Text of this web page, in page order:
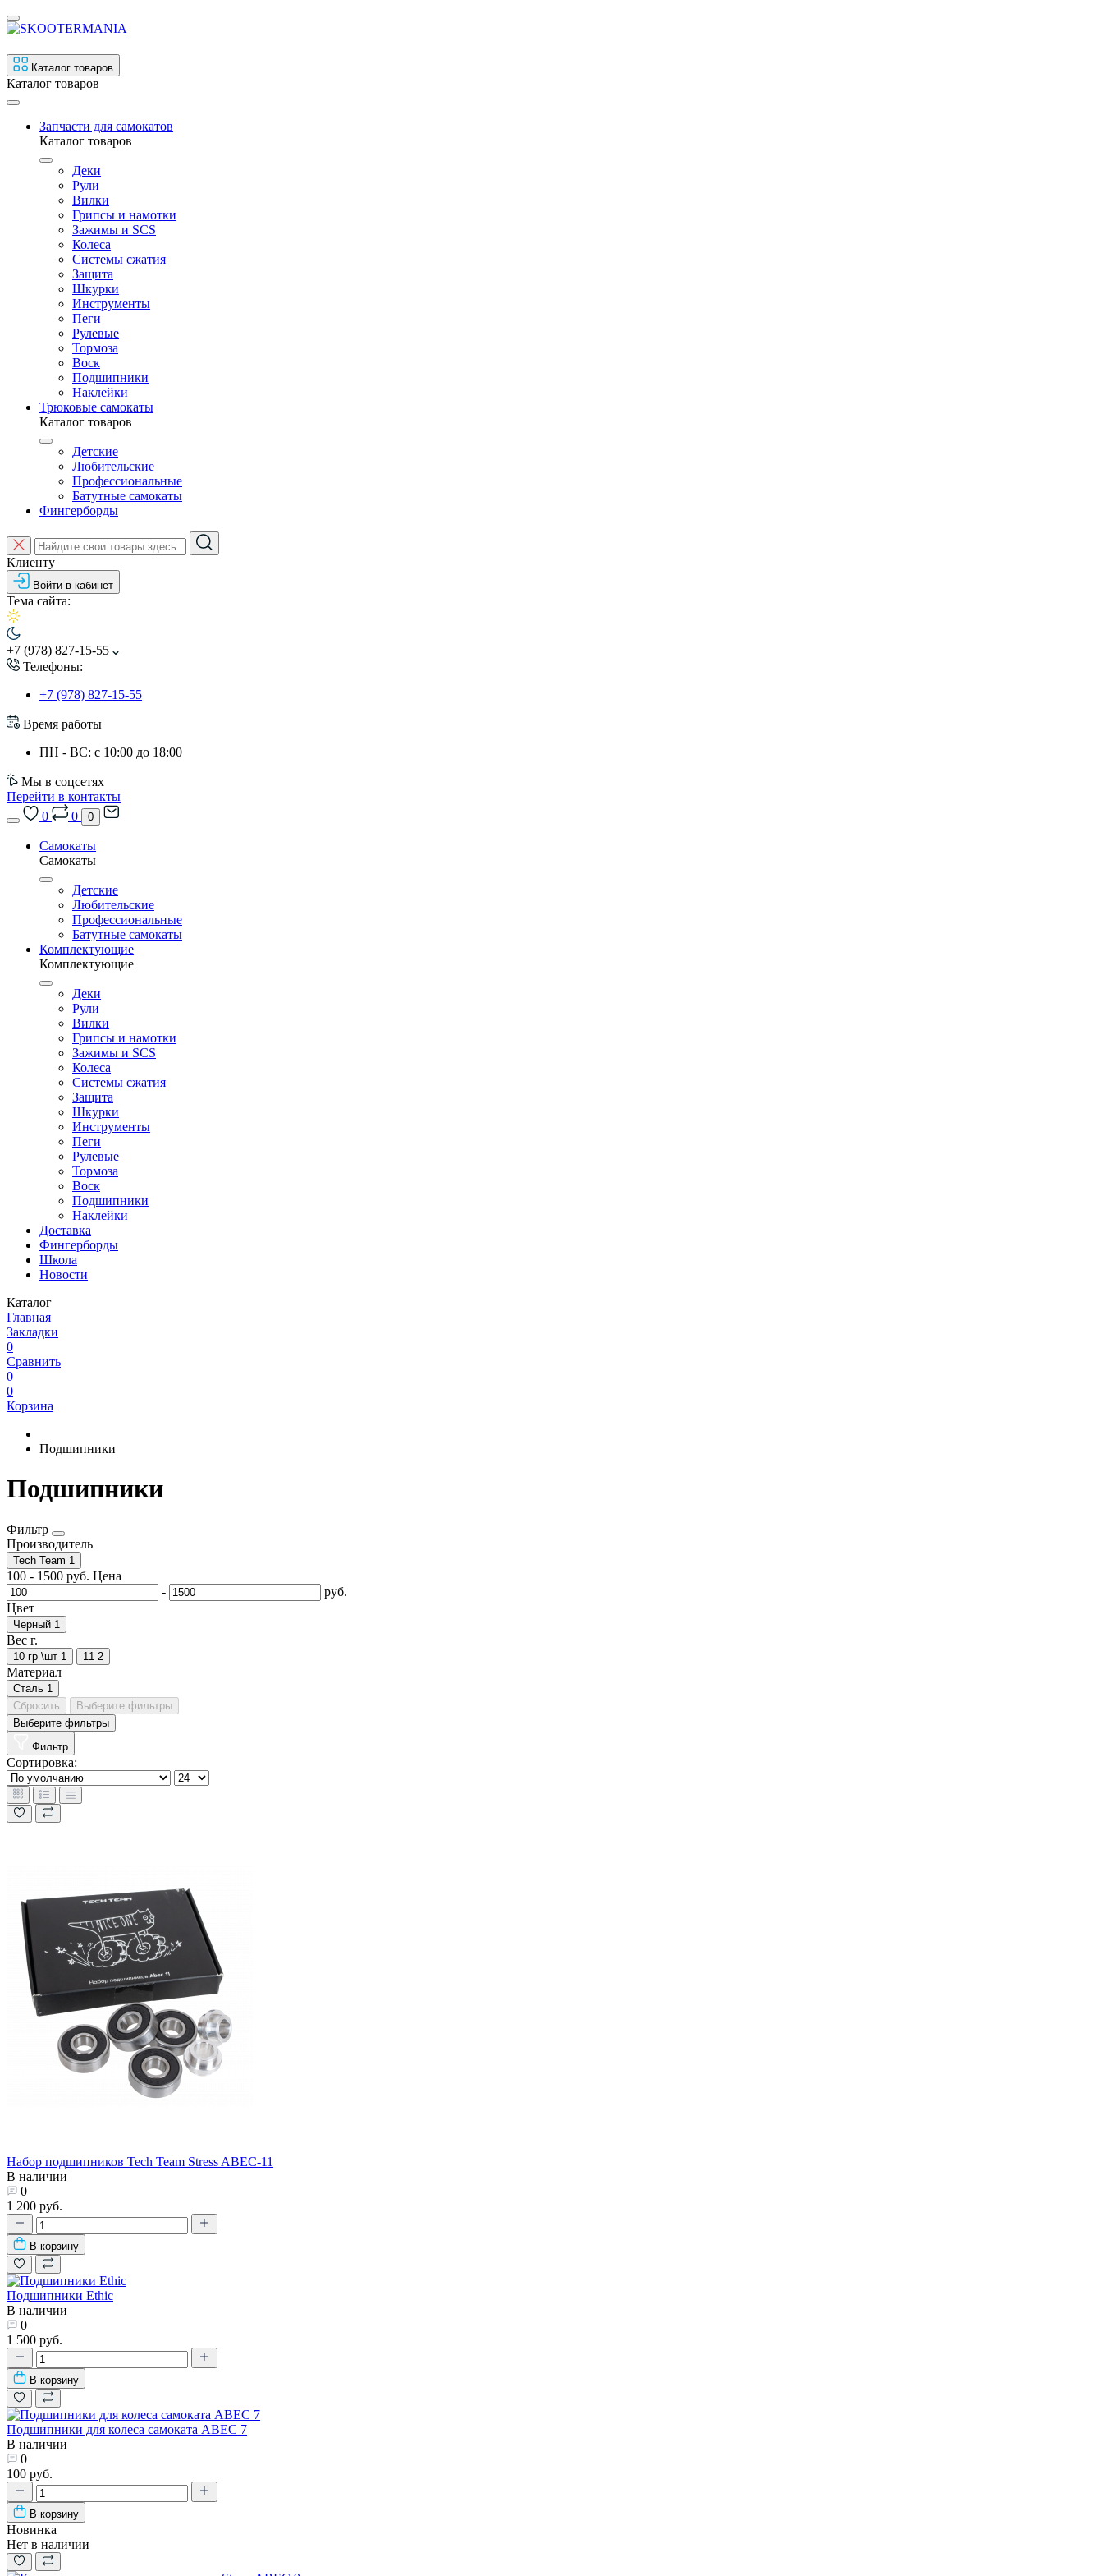
Каталог товаров
Каталог товаров
Запчасти для самокатов
Каталог товаров
Деки
Рули
Вилки
Грипсы и намотки
Зажимы и SCS
Колеса
Системы сжатия
Защита
Шкурки
Инструменты
Пеги
Рулевые
Тормоза
Воск
Подшипники
Наклейки
Трюковые самокаты
Каталог товаров
Детские
Любительские
Профессиональные
Батутные самокаты
Фингерборды
Клиенту
Войти в кабинет
Тема сайта:
+7 (978) 827-15-55
Телефоны:
+7 (978) 827-15-55
Время работы
ПН - ВС: с 10:00 до 18:00
Мы в соцсетях
Перейти в контакты
0
0 0
Самокаты
Самокаты
Детские
Любительские
Профессиональные
Батутные самокаты
Комплектующие
Комплектующие
Деки
Рули
Вилки
Грипсы и намотки
Зажимы и SCS
Колеса
Системы сжатия
Защита
Шкурки
Инструменты
Пеги
Рулевые
Тормоза
Воск
Подшипники
Наклейки
Доставка
Фингерборды
Школа
Новости
Каталог
Главная
Закладки
0
Сравнить
0
0
Корзина
Подшипники
Подшипники
Фильтр
Производитель
Tech Team 1
100 - 1500 руб. Цена
-
руб.
Цвет
Черный 1
Вес г.
10 гр \шт 1 11 2
Материал
Сталь 1
Сбросить
Выберите фильтры
Выберите фильтры
Фильтр
Сортировка:
Набор подшипников Tech Team Stress ABEC-11
В наличии
0
1 200 руб.
В корзину
Подшипники Ethic
В наличии
0
1 500 руб.
В корзину
Подшипники для колеса самоката ABEC 7
В наличии
0
100 руб.
В корзину
Новинка
Нет в наличии